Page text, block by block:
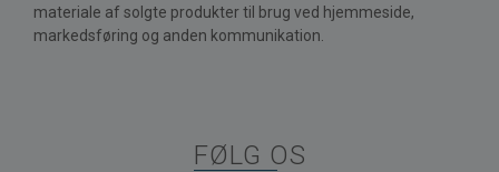
materiale af solgte produkter til brug ved hjemmeside,
markedsføring og anden kommunikation.
FØLG OS